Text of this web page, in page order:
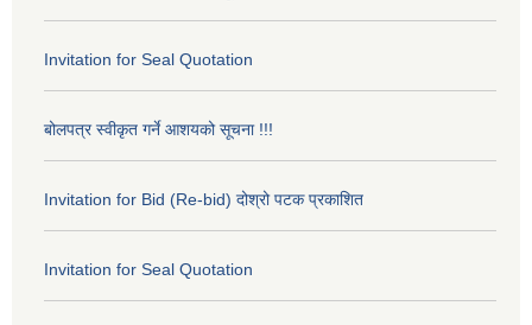
Invitation for Seal Quotation
बोलपत्र स्वीकृत गर्ने आशयको सूचना !!!
Invitation for Bid (Re-bid) दोश्रो पटक प्रकाशित
Invitation for Seal Quotation